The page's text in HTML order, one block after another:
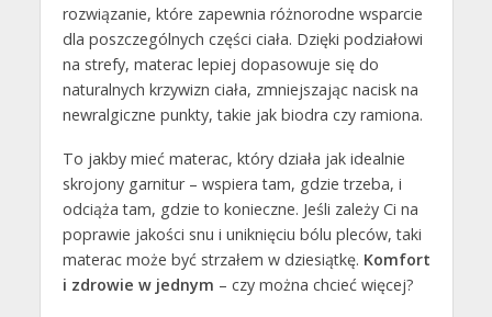
rozwiązanie, które zapewnia różnorodne wsparcie
dla poszczególnych części ciała. Dzięki podziałowi
na strefy, materac lepiej dopasowuje się do
naturalnych krzywizn ciała, zmniejszając nacisk na
newralgiczne punkty, takie jak biodra czy ramiona.
To jakby mieć materac, który działa jak idealnie
skrojony garnitur – wspiera tam, gdzie trzeba, i
odciąża tam, gdzie to konieczne. Jeśli zależy Ci na
poprawie jakości snu i uniknięciu bólu pleców, taki
materac może być strzałem w dziesiątkę. Komfort
i zdrowie w jednym – czy można chcieć więcej?